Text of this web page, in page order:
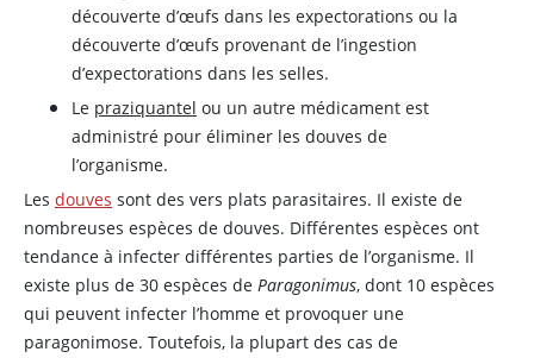
découverte d’œufs dans les expectorations ou la
découverte d’œufs provenant de l’ingestion
d’expectorations dans les selles.
Le praziquantel ou un autre médicament est
administré pour éliminer les douves de
l’organisme.
Les douves sont des vers plats parasitaires. Il existe de
nombreuses espèces de douves. Différentes espèces ont
tendance à infecter différentes parties de l’organisme. Il
existe plus de 30 espèces de Paragonimus, dont 10 espèces
qui peuvent infecter l’homme et provoquer une
paragonimose. Toutefois, la plupart des cas de